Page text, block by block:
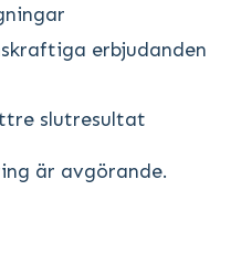
erbjudanden
slutresultat
är avgörande.